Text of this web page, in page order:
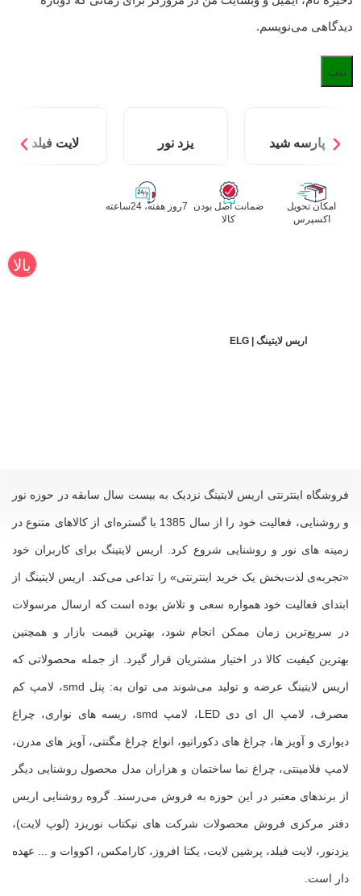
دیدگاهی می‌نویسم.
پارسه شید یزد نور لایت فیلد
اریس لایتینگ | ELG
امکان تحویل
اکسپرس
ضمانت اصل بودن
کالا
7روز هفته، 24ساعته
بالا
فروشگاه اینترنتی اریس لایتینگ نزدیک به بیست سال سابقه در حوزه نور
و روشنایی، فعالیت خود را از سال 1385 با گستره‌ای از کالاهای متنوع در
زمینه های نور و روشنایی شروع کرد. اریس لایتینگ برای کاربران خود
«تجربه‌ی لذت‌بخش یک خرید اینترنتی» را تداعی می‌کند. اریس لایتینگ از
ابتدای فعالیت خود همواره سعی و تلاش بوده است که ارسال مرسولات
در سریع‌ترین زمان ممکن انجام شود، بهترین قیمت بازار و همچنین
بهترین کیفیت کالا در اختیار مشتریان قرار گیرد. از جمله محصولاتی که
اریس لایتینگ عرضه و تولید می‌شوند می توان به: پنل smd، لامپ‌ کم
مصرف، لامپ ال ای دی LED، لامپ smd، ریسه های نواری، چراغ
دیواری و آویز ها، چراغ های دکوراتیو، انواع چراغ مگنتی، آویز های مدرن،
لامپ فلامینتی، چراغ نما ساختمان و هزاران مدل محصول روشنایی دیگر
از برندهای معتبر در این حوزه به فروش می‌رسند. گروه روشنایی اریس
دفتر مرکزی فروش محصولات شرکت های نیکتاب نوریزد (لوپ لایت)،
یزدنور، لایت فیلد، پرشین لایت، یکتا افروز، کارامکس، اکووات و ... عهده
دار است.